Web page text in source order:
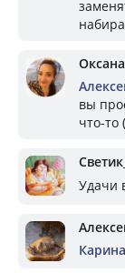
Оксана
вы
что-то
Удачи
Карина